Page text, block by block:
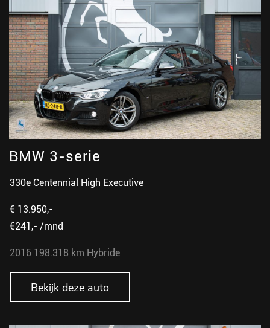
BMW 3-serie
330e Centennial High Executive
€ 13.950,-
€241,- /mnd
2016 198.318 km Hybride
Bekijk deze auto